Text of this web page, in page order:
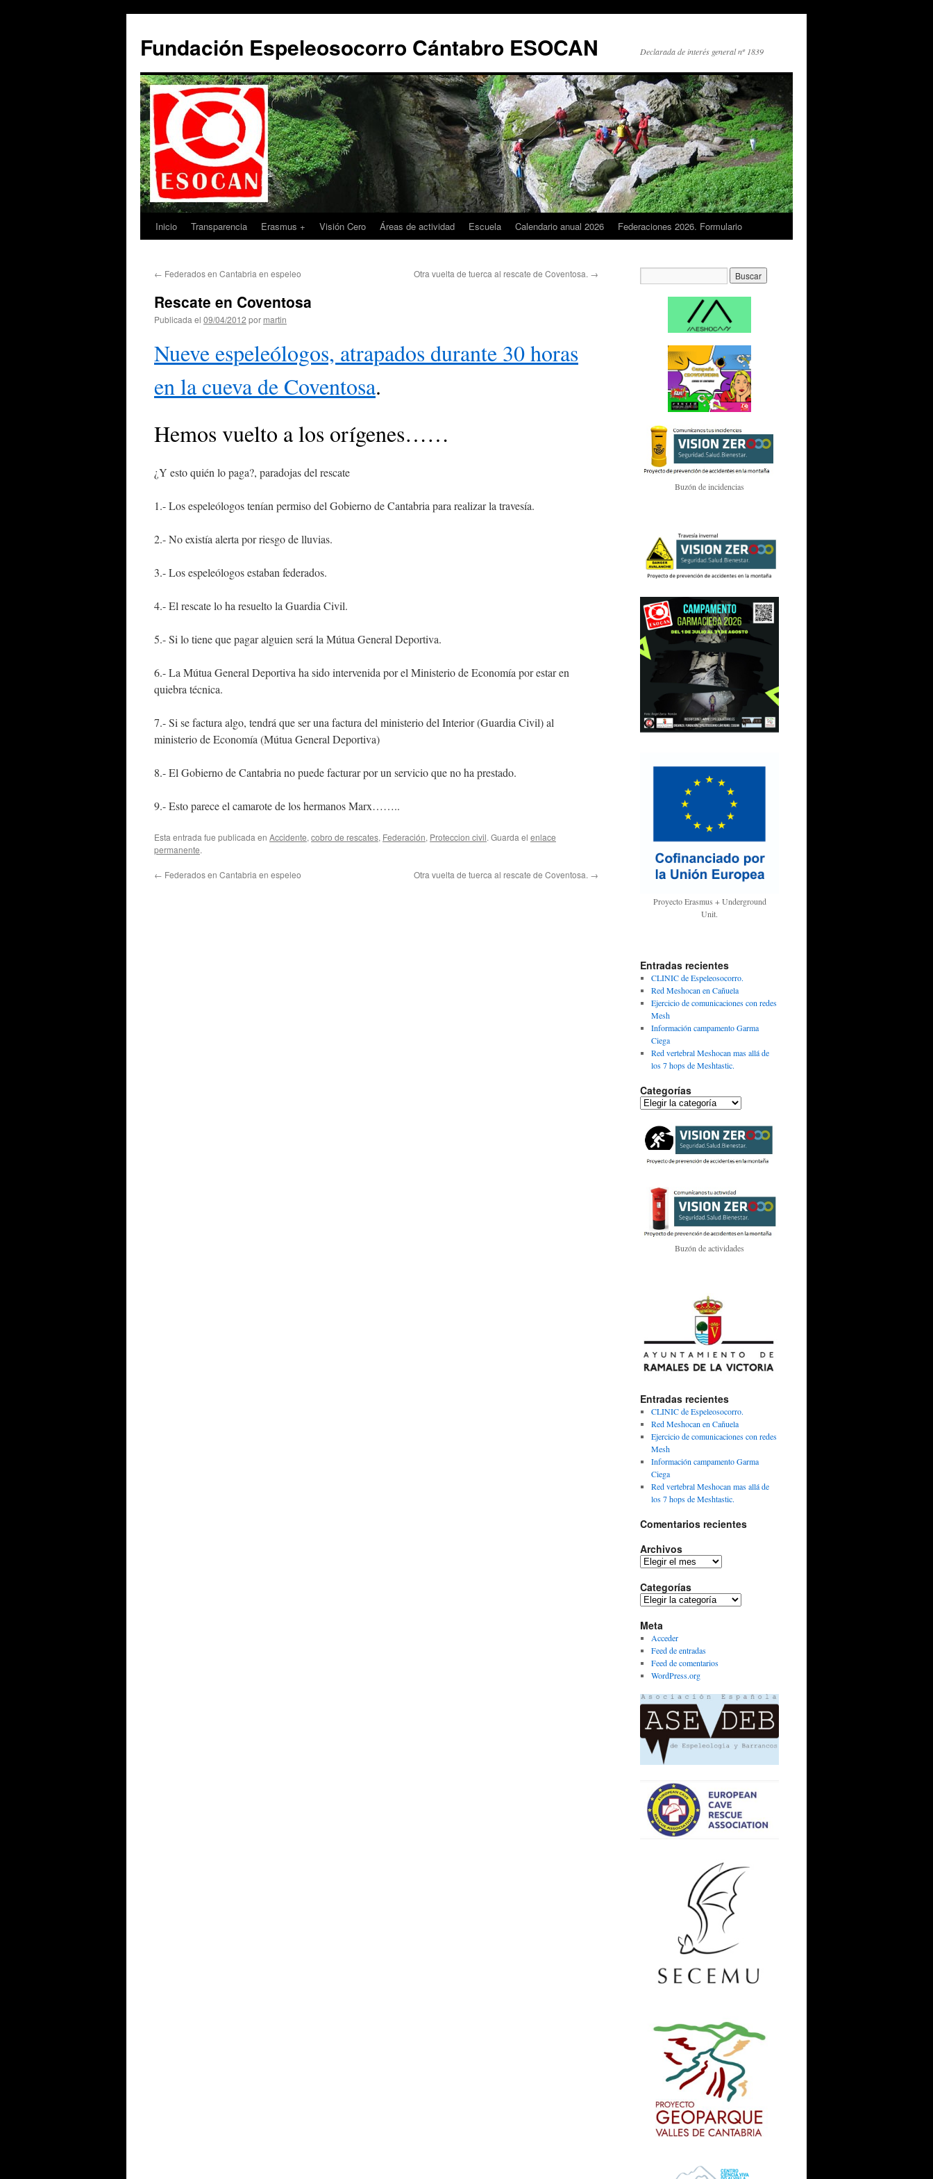
contenido
Fundación Espeleosocorro Cántabro ESOCAN Declarada de interés general nº 1839
Inicio Transparencia Erasmus + Visión Cero Áreas de actividad Escuela Calendario anual 2026 Federaciones 2026. Formulario
← Federados en Cantabria en espeleo Otra vuelta de tuerca al rescate de Coventosa. →
Rescate en Coventosa
Publicada el 09/04/2012 por martin
Nueve espeleólogos, atrapados durante 30 horas
en la cueva de Coventosa.
Hemos vuelto a los orígenes……
¿Y esto quién lo paga?, paradojas del rescate
1.- Los espeleólogos tenían permiso del Gobierno de Cantabria para realizar la travesía.
2.- No existía alerta por riesgo de lluvias.
3.- Los espeleólogos estaban federados.
4.- El rescate lo ha resuelto la Guardia Civil.
5.- Si lo tiene que pagar alguien será la Mútua General Deportiva.
6.- La Mútua General Deportiva ha sido intervenida por el Ministerio de Economía por estar en
quiebra técnica.
7.- Si se factura algo, tendrá que ser una factura del ministerio del Interior (Guardia Civil) al
ministerio de Economía (Mútua General Deportiva)
8.- El Gobierno de Cantabria no puede facturar por un servicio que no ha prestado.
9.- Esto parece el camarote de los hermanos Marx……..
Esta entrada fue publicada en Accidente, cobro de rescates, Federación, Proteccion civil. Guarda el enlace
permanente.
← Federados en Cantabria en espeleo Otra vuelta de tuerca al rescate de Coventosa. →
Buzón de incidencias
Proyecto Erasmus + Underground
Unit.
Entradas recientes
CLINIC de Espeleosocorro.
Red Meshocan en Cañuela
Ejercicio de comunicaciones con redes
Mesh
Información campamento Garma
Ciega
Red vertebral Meshocan mas allá de
los 7 hops de Meshtastic.
Categorías
Categorías
Buzón de actividades
Entradas recientes
CLINIC de Espeleosocorro.
Red Meshocan en Cañuela
Ejercicio de comunicaciones con redes
Mesh
Información campamento Garma
Ciega
Red vertebral Meshocan mas allá de
los 7 hops de Meshtastic.
Comentarios recientes
Archivos
Archivos
Categorías
Categorías
Meta
Acceder
Feed de entradas
Feed de comentarios
WordPress.org